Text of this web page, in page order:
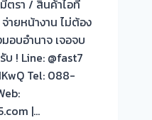
ตรา / สินค้าไอที
ายหน้างาน ไม่ต้อง
อบอำนาจ เจอจบ
บ ! Line: @fast7
Tel: 088-
|…